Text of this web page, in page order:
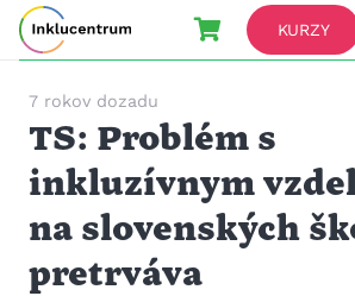
KURZY
7 rokov dozadu
TS: Problém s
inkluzívnym
na slovenských
pretrváva